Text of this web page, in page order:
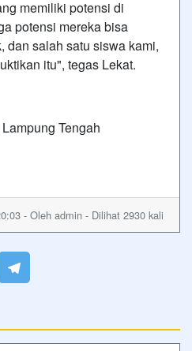
memiliki potensi di
potensi mereka bisa
dan salah satu siswa kami,
itu", tegas Lekat.
Tengah
- Oleh admin - Dilihat 2930 kali